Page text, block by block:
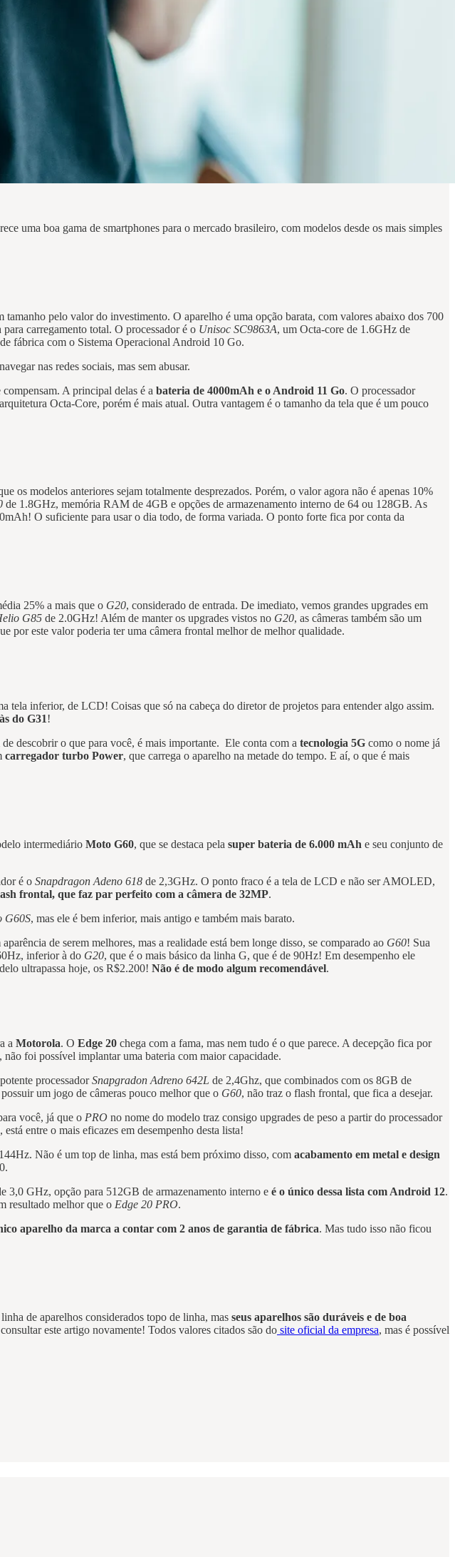
uma boa gama de smartphones para o mercado brasileiro, com modelos desde os mais simples
pelo valor do investimento. O aparelho é uma opção barata, com valores abaixo dos 700
carregamento total. O processador é o Unisoc SC9863A, um Octa-core de 1.6GHz de
fábrica com o Sistema Operacional Android 10 Go.
nas redes sociais, mas sem abusar.
A principal delas é a bateria de 4000mAh e o Android 11 Go. O processador
Octa-Core, porém é mais atual. Outra vantagem é o tamanho da tela que é um pouco
os modelos anteriores sejam totalmente desprezados. Porém, o valor agora não é apenas 10%
de 1.8GHz, memória RAM de 4GB e opções de armazenamento interno de 64 ou 128GB. As
O suficiente para usar o dia todo, de forma variada. O ponto forte fica por conta da
25% a mais que o G20, considerado de entrada. De imediato, vemos grandes upgrades em
G85 de 2.0GHz! Além de manter os upgrades vistos no G20, as câmeras também são um
por este valor poderia ter uma câmera frontal melhor de melhor qualidade.
tela inferior, de LCD! Coisas que só na cabeça do diretor de projetos para entender algo assim.
do G31!
descobrir o que para você, é mais importante. Ele conta com a tecnologia 5G como o nome já
carregador turbo Power, que carrega o aparelho na metade do tempo. E aí, o que é mais
intermediário Moto G60, que se destaca pela super bateria de 6.000 mAh e seu conjunto de
é o Snapdragon Adeno 618 de 2,3GHz. O ponto fraco é a tela de LCD e não ser AMOLED,
frontal, que faz par perfeito com a câmera de 32MP.
G60S, mas ele é bem inferior, mais antigo e também mais barato.
de serem melhores, mas a realidade está bem longe disso, se comparado ao G60! Sua
inferior à do G20, que é o mais básico da linha G, que é de 90Hz! Em desempenho ele
ultrapassa hoje, os R$2.200! Não é de modo algum recomendável.
a Motorola. O Edge 20 chega com a fama, mas nem tudo é o que parece. A decepção fica por
, não foi possível implantar uma bateria com maior capacidade.
processadorSnapgradon Adreno 642L de 2,4Ghz, que combinados com os 8GB de
um jogo de câmeras pouco melhor que o G60, não traz o flash frontal, que fica a desejar.
você, já que o PRO no nome do modelo traz consigo upgrades de peso a partir do processador
entre o mais eficazes em desempenho desta lista!
Não é um top de linha, mas está bem próximo disso, com acabamento em metal e design
3,0 GHz, opção para 512GB de armazenamento interno e é o único dessa lista com Android 12.
resultado melhor que o Edge 20 PRO.
aparelho da marca a contar com 2 anos de garantia de fábrica. Mas tudo isso não ficou
de aparelhos considerados topo de linha, mas seus aparelhos são duráveis e de boa
este artigo novamente! Todos valores citados são do site oficial da empresa, mas é possível